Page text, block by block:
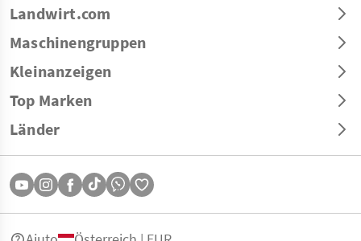
Landwirt.com
Maschinengruppen
Kleinanzeigen
Top Marken
Länder